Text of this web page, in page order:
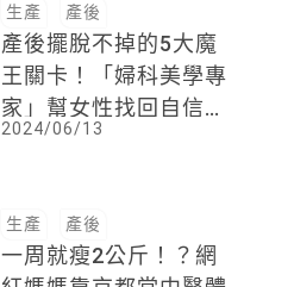
生產 產後
產後擺脫不掉的5大魔
王關卡！「婦科美學專
家」幫女性找回自信心
美麗，育兒有餘力！
2024/06/13
生產 產後
一周就瘦2公斤！？網